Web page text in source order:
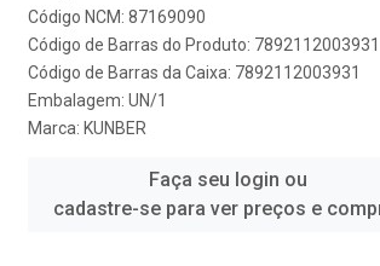
Código NCM: 87169090
Código de Barras do Produto: 7892112003931
Código de Barras da Caixa: 7892112003931
Embalagem: UN/1
Marca: KUNBER
Faça seu login ou
cadastre-se para ver preços e